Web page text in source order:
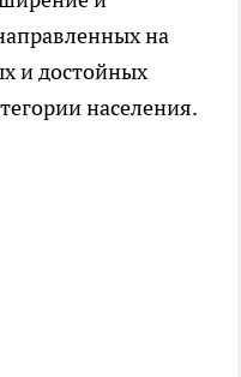
на
и достойных
населения.